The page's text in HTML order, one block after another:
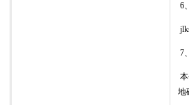
6、
7、
地